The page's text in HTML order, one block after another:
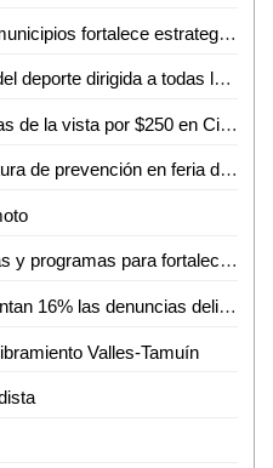
Coordinación entre estado y municipios fortalece estrategia de seguridad en la huasteca
Invitan a participar en clínica del deporte dirigida a todas las disciplinas en Ciudad Valles
Ayuntamiento acerca consultas de la vista por $250 en Ciudad Valles
Gobierno estatal fortalece cultura de prevención en feria de seguridad y medio ambiente
Gobierno estatal impulsa obras y programas para fortalecer el acceso al agua
Matehuala en foco rojo: aumentan 16% las denuncias delictivas en un año
Valles-Tamuín